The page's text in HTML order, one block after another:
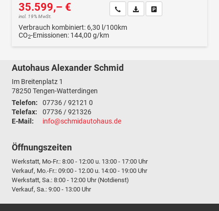
35.599,– €
incl. 19% MwSt.
Wir rufen Sie anFahrzeugexposé (PDF)
Verbrauch kombiniert: 6,30 l/100km
CO2-Emissionen: 144,00 g/km
Autohaus Alexander Schmid
Im Breitenplatz 1
78250 Tengen-Watterdingen
Telefon:
07736 / 92121 0
Telefax:
07736 / 921326
E-Mail:
info@schmidautohaus.de
Öffnungszeiten
Werkstatt, Mo-Fr.: 8:00 - 12:00 u. 13:00 - 17:00 Uhr
Verkauf, Mo.-Fr.: 09:00 - 12.00 u. 14:00 - 19:00 Uhr
Werkstatt, Sa.: 8:00 - 12:00 Uhr (Notdienst)
Verkauf, Sa.: 9:00 - 13:00 Uhr